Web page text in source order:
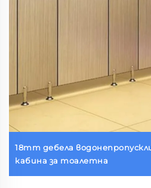
18mm дебела
кабина за тоалетна